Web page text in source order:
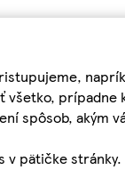
všetko, prípadne
spôsob, akým
v pätičke stránky.